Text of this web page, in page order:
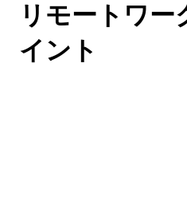
リモートワー
イント